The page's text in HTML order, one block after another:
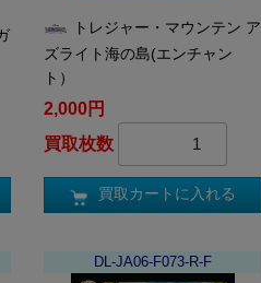
トレジャー・マウンテン ア
ズライト海の島(エンチャン
ト）
2,000円
買取枚数
買取カートに入れる
DL-JA06-F073-R-F